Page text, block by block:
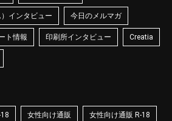
インタビュー 今日のメルマガ
ト情報 印刷所インタビュー Creatia
女性向け通販 女性向け通販 R-18